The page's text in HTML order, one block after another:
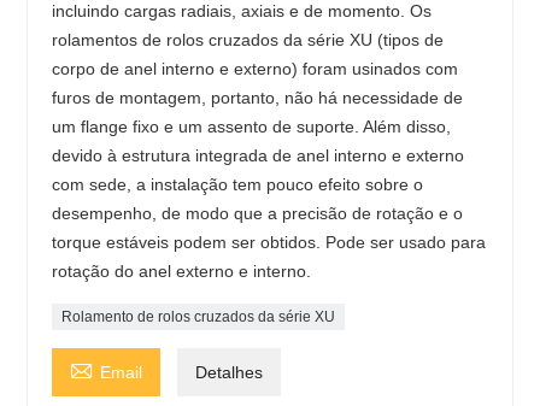
incluindo cargas radiais, axiais e de momento. Os
rolamentos de rolos cruzados da série XU (tipos de
corpo de anel interno e externo) foram usinados com
furos de montagem, portanto, não há necessidade de
um flange fixo e um assento de suporte. Além disso,
devido à estrutura integrada de anel interno e externo
com sede, a instalação tem pouco efeito sobre o
desempenho, de modo que a precisão de rotação e o
torque estáveis ​​podem ser obtidos. Pode ser usado para
rotação do anel externo e interno.
Rolamento de rolos cruzados da série XU
 Email Detalhes